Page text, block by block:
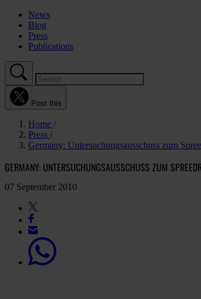
News
Blog
Press
Publications
Post this
Home
Press
Germany: Untersuchungsausschuss zum
GERMANY: UNTERSUCHUNGSAUSSCHUSS ZUM
07 September 2010